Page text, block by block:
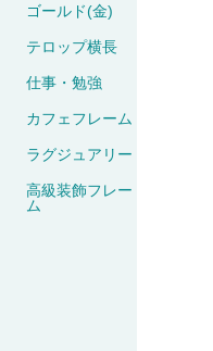
ゴールド(金)
テロップ横長
仕事・勉強
カフェフレーム
ラグジュアリー
高級装飾フレー
ム